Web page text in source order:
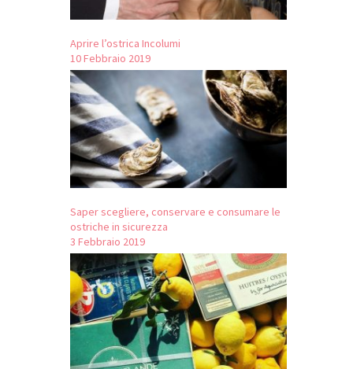
Aprire l’ostrica Incolumi
10 Febbraio 2019
Saper scegliere, conservare e consumare le
ostriche in sicurezza
3 Febbraio 2019